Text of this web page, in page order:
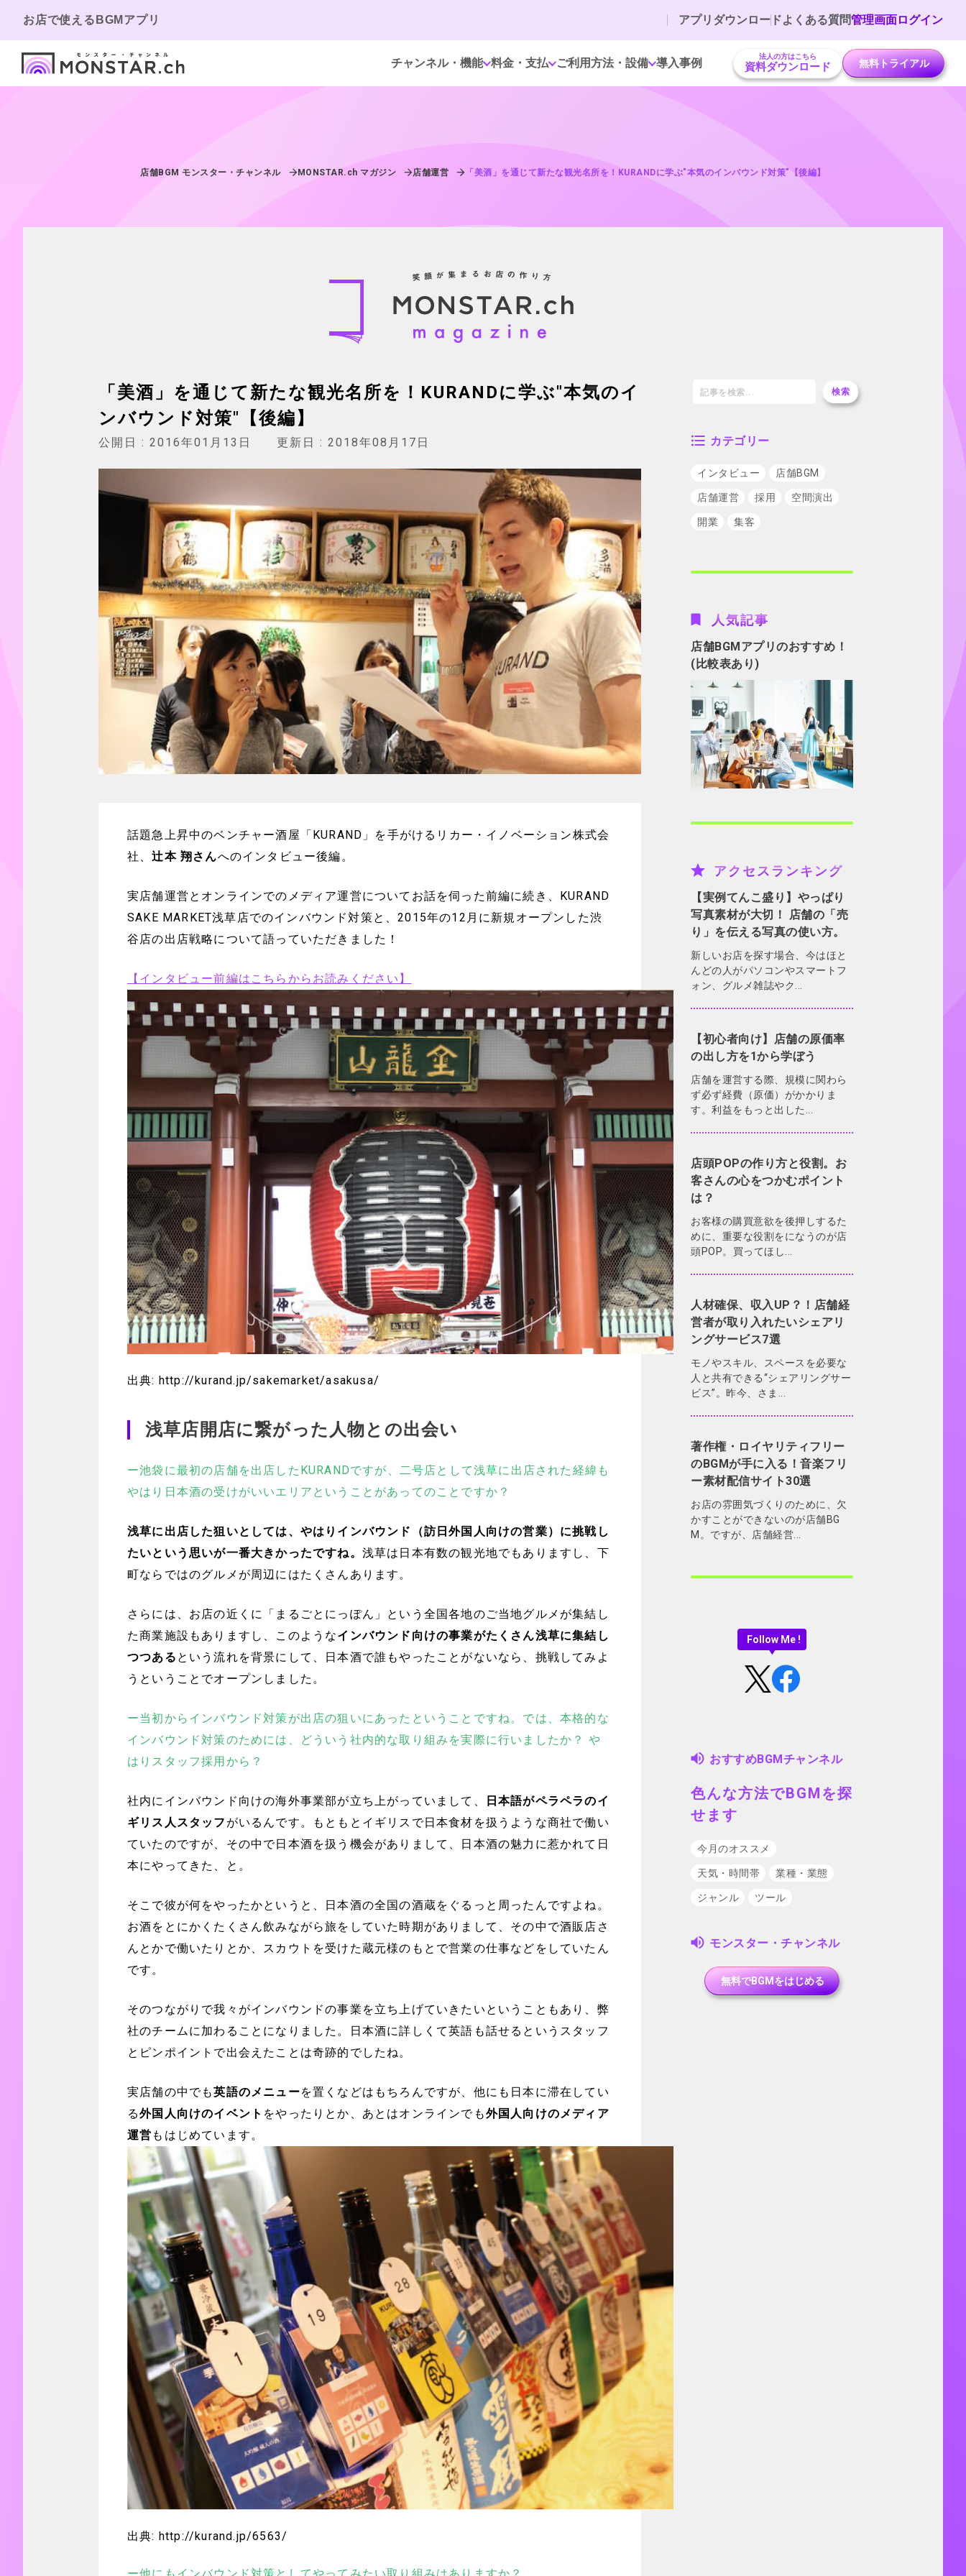
お店で使えるBGMアプリ アプリダウンロードよくある質問管理画面ログイン
チャンネル・機能 料金・支払 ご利用方法・設備 導入事例 法人の方はこちら
資料ダウンロード 無料トライアル
店舗BGM モンスター・チャンネル MONSTAR.ch マガジン 店舗運営 「美酒」を通じて新たな観光名所を！KURANDに学ぶ"本気のインバウンド対策"【後編】
「美酒」を通じて新たな観光名所を！KURANDに学ぶ"本気のイ
ンバウンド対策"【後編】
公開日 : 2016年01月13日 更新日 : 2018年08月17日
話題急上昇中のベンチャー酒屋「KURAND」を手がけるリカー・イノベーション株式会
社、辻本 翔さんへのインタビュー後編。
実店舗運営とオンラインでのメディア運営についてお話を伺った前編に続き、KURAND
SAKE MARKET浅草店でのインバウンド対策と、2015年の12月に新規オープンした渋
谷店の出店戦略について語っていただきました！
【インタビュー前編はこちらからお読みください】
出典: http://kurand.jp/sakemarket/asakusa/
浅草店開店に繋がった人物との出会い
ー池袋に最初の店舗を出店したKURANDですが、二号店として浅草に出店された経緯も
やはり日本酒の受けがいいエリアということがあってのことですか？
浅草に出店した狙いとしては、やはりインバウンド（訪日外国人向けの営業）に挑戦し
たいという思いが一番大きかったですね。 浅草は日本有数の観光地でもありますし、下
町ならではのグルメが周辺にはたくさんあります。
さらには、お店の近くに「まるごとにっぽん」という全国各地のご当地グルメが集結し
た商業施設もありますし、このようなインバウンド向けの事業がたくさん浅草に集結し
つつある という流れを背景にして、日本酒で誰もやったことがないなら、挑戦してみよ
うということでオープンしました。
ー当初からインバウンド対策が出店の狙いにあったということですね。では、本格的な
インバウンド対策のためには、どういう社内的な取り組みを実際に行いましたか？ や
はりスタッフ採用から？
社内にインバウンド向けの海外事業部が立ち上がっていまして、
日本語がペラペラのイ
ギリス人スタッフ がいるんです。もともとイギリスで日本食材を扱うような商社で働い
ていたのですが、その中で日本酒を扱う機会がありまして、日本酒の魅力に惹かれて日
本にやってきた、と。
そこで彼が何をやったかというと、日本酒の全国の酒蔵をぐるっと周ったんですよね。
お酒をとにかくたくさん飲みながら旅をしていた時期がありまして、その中で酒販店さ
んとかで働いたりとか、スカウトを受けた蔵元様のもとで営業の仕事などをしていたん
です。
そのつながりで我々がインバウンドの事業を立ち上げていきたいということもあり、弊
社のチームに加わることになりました。日本酒に詳しくて英語も話せるというスタッフ
とピンポイントで出会えたことは奇跡的でしたね。
実店舗の中でも英語のメニューを置くなどはもちろんですが、他にも日本に滞在してい
る外国人向けのイベント をやったりとか、あとはオンラインでも外国人向けのメディア
運営 もはじめています。
出典: http://kurand.jp/6563/
検索
カテゴリー
インタビュー 店舗BGM
店舗運営 採用 空間演出
開業 集客
人気記事
店舗BGMアプリのおすすめ！
(比較表あり)
アクセスランキング
【実例てんこ盛り】やっぱり
写真素材が大切！ 店舗の「売
り」を伝える写真の使い方。
新しいお店を探す場合、今はほと
んどの人がパソコンやスマートフ
ォン、グルメ雑誌やク...
【初心者向け】店舗の原価率
の出し方を1から学ぼう
店舗を運営する際、規模に関わら
ず必ず経費（原価）がかかりま
す。利益をもっと出した...
店頭POPの作り方と役割。お
客さんの心をつかむポイント
は？
お客様の購買意欲を後押しするた
めに、重要な役割をになうのが店
頭POP。買ってほし...
人材確保、収入UP？！店舗経
営者が取り入れたいシェアリ
ングサービス7選
モノやスキル、スペースを必要な
人と共有できる“シェアリングサー
ビス”。昨今、さま...
著作権・ロイヤリティフリー
のBGMが手に入る！音楽フリ
ー素材配信サイト30選
お店の雰囲気づくりのために、欠
かすことができないのが店舗BG
M。ですが、店舗経営...
Follow Me !
おすすめBGMチャンネル
色んな方法でBGMを探
せます
今月のオススメ
天気・時間帯 業種・業態
ジャンル ツール
モンスター・チャンネル
無料でBGMをはじめる